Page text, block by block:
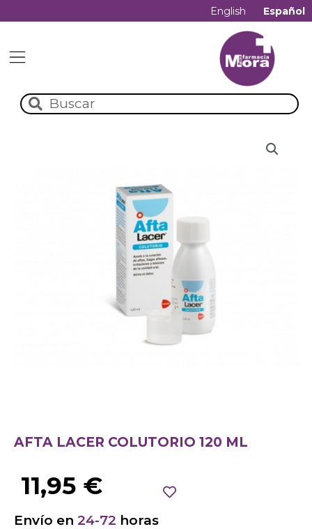
English Español
AFTA LACER COLUTORIO 120 ML
11,95 €
Envío en 24-72 horas